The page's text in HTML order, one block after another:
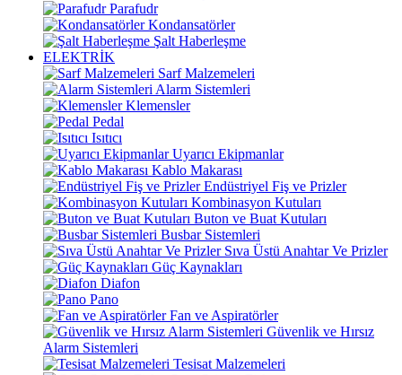
Parafudr
Kondansatörler
Şalt Haberleşme
ELEKTRİK
Sarf Malzemeleri
Alarm Sistemleri
Klemensler
Pedal
Isıtıcı
Uyarıcı Ekipmanlar
Kablo Makarası
Endüstriyel Fiş ve Prizler
Kombinasyon Kutuları
Buton ve Buat Kutuları
Busbar Sistemleri
Sıva Üstü Anahtar Ve Prizler
Güç Kaynakları
Diafon
Pano
Fan ve Aspiratörler
Güvenlik ve Hırsız
Alarm Sistemleri
Tesisat Malzemeleri